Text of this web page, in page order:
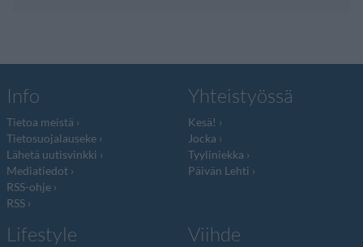
Info
Tietoa meistä
Tietosuojalauseke
Lähetä uutisvinkki
Mediatiedot
RSS-ohje
RSS
Yhteistyössä
Kesä!
Jocka
Tyyliniekka
Päivän Lehti
Lifestyle Viihde